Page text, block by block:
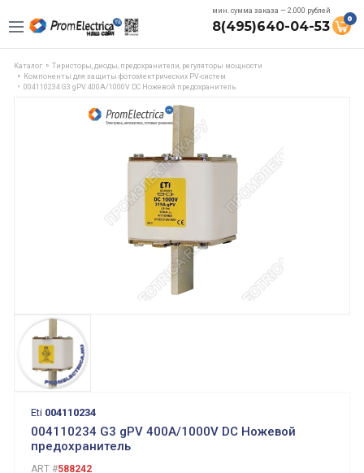
мин. сумма заказа — 2.000 рублей
8(495)640-04-53 0
Каталог
Тиристоры, диоды, предохранители, регуляторы мощности
Компоненты для защиты фотоэлектрических PV-систем
004110234 G3 gPV 400A/1000V DC Ножевой предохранитель
Eti 004110234
004110234 G3 gPV 400A/1000V DC Ножевой
предохранитель
ART #588242